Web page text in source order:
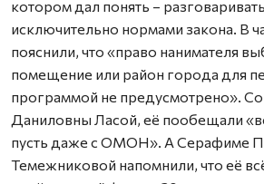
котором дал понять –
исключительно нормами закона. В
пояснили, что «право нанимателя
помещение или район города для
программой не предусмотрено».
Даниловны Ласой, её пообещали
пусть даже с ОМОН». А Серафиме
Темежниковой напомнили, что её